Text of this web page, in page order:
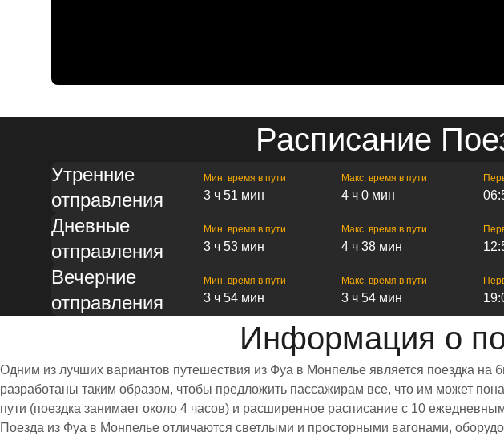
Расписание
Утренние
отправления
Мин. время в пути
3 ч 51 мин
Макс. время в пути
4 ч 0 мин
Дневные
отправления
Мин. время в пути
3 ч 53 мин
Макс. время в пути
4 ч 38 мин
Вечерние
отправления
Мин. время в пути
3 ч 54 мин
Макс. время в пути
3 ч 54 мин
Информация о
Одним из лучших вариантов путешествия из Фуа в Монпелье является поездка
разработаны таким образом, чтобы предложить пассажирам все, что им может
пути (поездка занимает около 4 часов) и расширенное расписание с 10
Поезда из Фуа в Монпелье отличаются светлыми и просторными вагонами,